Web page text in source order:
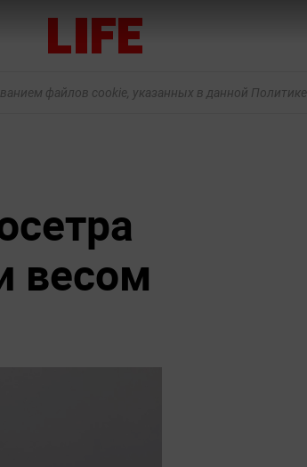
файлов cookie, указанных в данной Политике.
весом